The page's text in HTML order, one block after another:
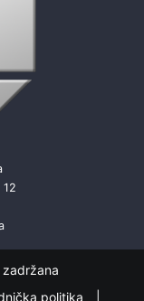
12
politika